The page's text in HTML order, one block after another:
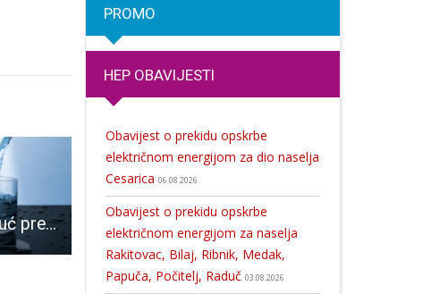
I danas moguć prekid isporuke pitke vode u dijelu Gospića, Ličkog Osika i Ostrvice
PROMO
HEP OBAVIJESTI
Obavijest o prekidu opskrbe
električnom energijom za dio naselja
Cesarica 06.08.2026
Obavijest o prekidu opskrbe
električnom energijom za naselja
Rakitovac, Bilaj, Ribnik, Medak,
Papuča, Počitelj, Raduč 03.08.2026